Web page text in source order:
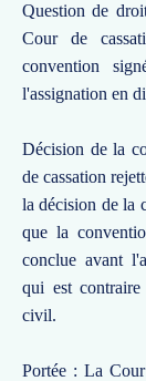
Question de
Cour de
convention
l'assignation en
Décision de la
de cassation
la décision de la
que la
conclue avant
qui est
civil.
Portée : La